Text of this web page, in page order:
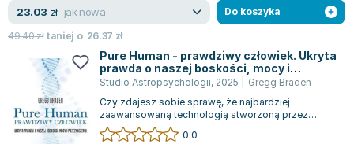
Antoine de Saint Exupery
Lew Tołstoj
Mark Twain
Marcin Meller
Paulina Młynarska
ks. Piotr Pawlukiewicz
Jarosław Sokołowski
23.03 zł jak nowa
49.40złtaniej o 26.37 zł
Do koszyka
Pure Human - prawdziwy człowiek. Ukryta
prawda o naszej boskości, mocy i
przeznaczeniu
Studio Astropsychologii, 2025
Gregg Braden
Czy zdajesz sobie sprawę, że najbardziej
zaawansowaną technologią stworzoną przez
naturę jesteś właśnie ty? Książka „Pure Human –...
0.0